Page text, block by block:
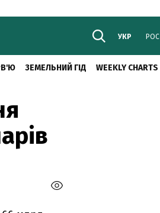
УКР РОС
ЗЕМЕЛЬНИЙ ГІД WEEKLY CHARTS